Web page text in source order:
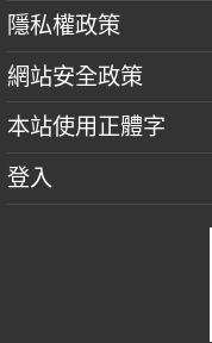
隱私權政策
網站安全政策
本站使用正體字
登入